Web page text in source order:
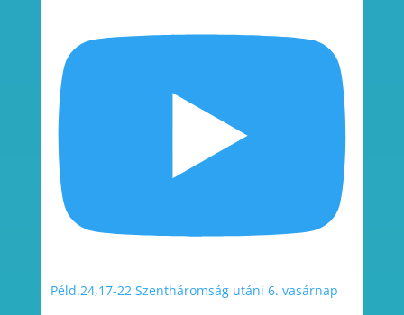
Péld.24,17-22 Szentháromság utáni 6. vasárnap